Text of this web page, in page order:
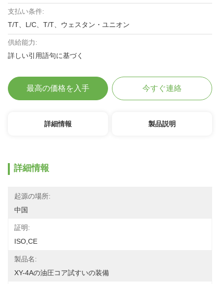
支払い条件:
T/T、L/C、T/T、ウェスタン・ユニオン
供給能力:
詳しい引用語句に基づく
最高の価格を入手 今すぐ連絡
詳細情報 製品説明
詳細情報
起源の場所:
中国
証明:
ISO,CE
製品名:
XY-4Aの油圧コア試すいの装備